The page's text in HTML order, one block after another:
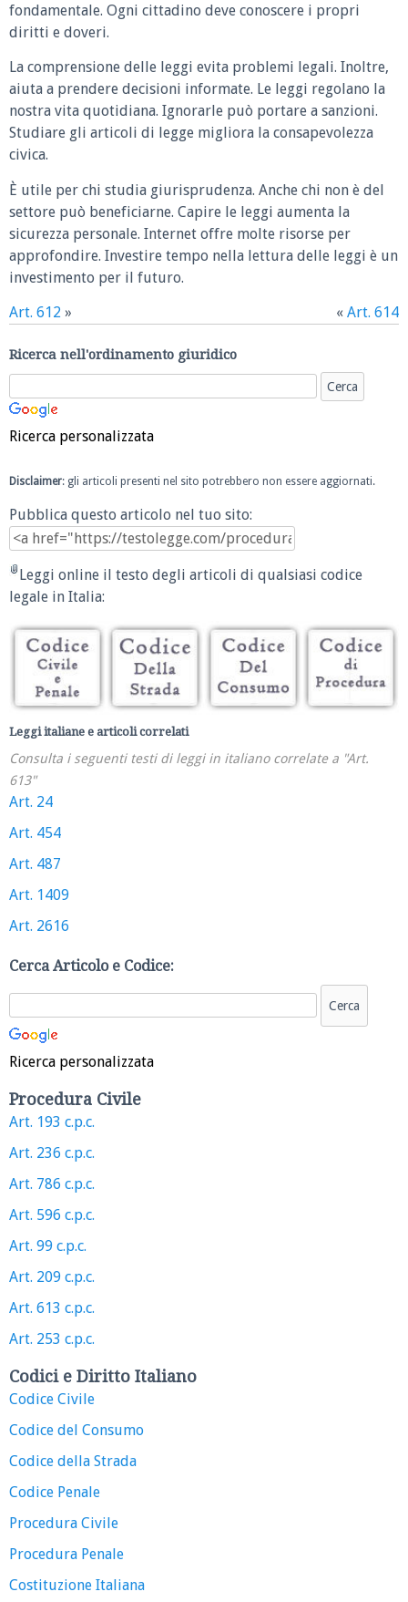
fondamentale. Ogni cittadino deve conoscere i propri
diritti e doveri.
La comprensione delle leggi evita problemi legali. Inoltre,
aiuta a prendere decisioni informate. Le leggi regolano la
nostra vita quotidiana. Ignorarle può portare a sanzioni.
Studiare gli articoli di legge migliora la consapevolezza
civica.
È utile per chi studia giurisprudenza. Anche chi non è del
settore può beneficiarne. Capire le leggi aumenta la
sicurezza personale. Internet offre molte risorse per
approfondire. Investire tempo nella lettura delle leggi è un
investimento per il futuro.
Art. 612 » « Art. 614
Ricerca nell'ordinamento giuridico
Ricerca personalizzata
Disclaimer: gli articoli presenti nel sito potrebbero non essere aggiornati.
Pubblica questo articolo nel tuo sito:
Leggi online il testo degli articoli di qualsiasi codice
legale in Italia:
Leggi italiane e articoli correlati
Consulta i seguenti testi di leggi in italiano correlate a "Art.
613"
Art. 24
Art. 454
Art. 487
Art. 1409
Art. 2616
Cerca Articolo e Codice:
Ricerca personalizzata
Procedura Civile
Art. 193 c.p.c.
Art. 236 c.p.c.
Art. 786 c.p.c.
Art. 596 c.p.c.
Art. 99 c.p.c.
Art. 209 c.p.c.
Art. 613 c.p.c.
Art. 253 c.p.c.
Codici e Diritto Italiano
Codice Civile
Codice del Consumo
Codice della Strada
Codice Penale
Procedura Civile
Procedura Penale
Costituzione Italiana